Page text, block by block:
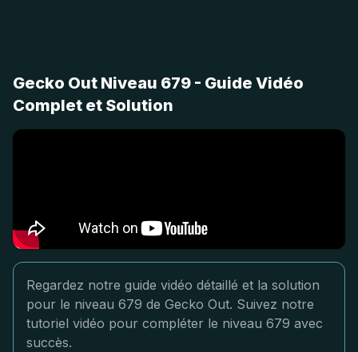
Gecko Out Niveau 679 - Guide Vidéo
Complet et Solution
Regardez notre guide vidéo détaillé et la solution
pour le niveau 679 de Gecko Out. Suivez notre
tutoriel vidéo pour compléter le niveau 679 avec
succès.